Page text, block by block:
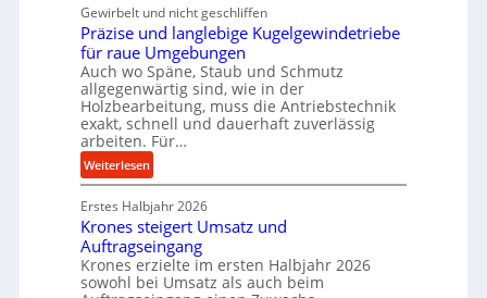
e
i
m
D
r
ü
c
k
p
r
o
z
e
u
g
e
l
g
e
w
i
n
e
r
i
Gewirbelt und nicht geschliffen
Präzise und langlebige Kugelgewindetriebe
für raue Umgebungen
Auch wo Späne, Staub und Schmutz
allgegenwärtig sind, wie in der
Holzbearbeitung, muss die Antriebstechnik
exakt, schnell und dauerhaft zuverlässig
arbeiten. Für…
Weiterlesen:
P
r
ä
z
i
s
Erstes Halbjahr 2026
Krones steigert Umsatz und
Auftragseingang
Krones erzielte im ersten Halbjahr 2026
sowohl bei Umsatz als auch beim